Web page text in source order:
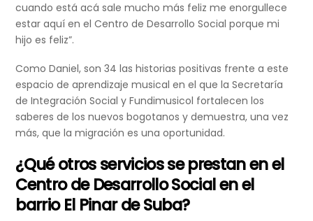
cuando está acá sale mucho más feliz me enorgullece
estar aquí en el Centro de Desarrollo Social porque mi
hijo es feliz”.
Como Daniel, son 34 las historias positivas frente a este
espacio de aprendizaje musical en el que la Secretaría
de Integración Social y Fundimusicol fortalecen los
saberes de los nuevos bogotanos y demuestra, una vez
más, que la migración es una oportunidad.
¿Qué otros servicios se prestan en el
Centro de Desarrollo Social en el
barrio El Pinar de Suba?